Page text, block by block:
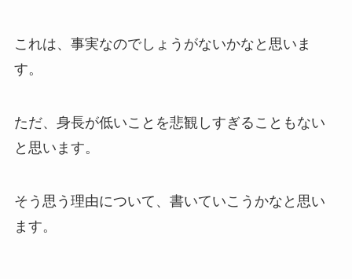
これは、事実なのでしょうがないかなと思いま
す。
ただ、身長が低いことを悲観しすぎることもない
と思います。
そう思う理由について、書いていこうかなと思い
ます。